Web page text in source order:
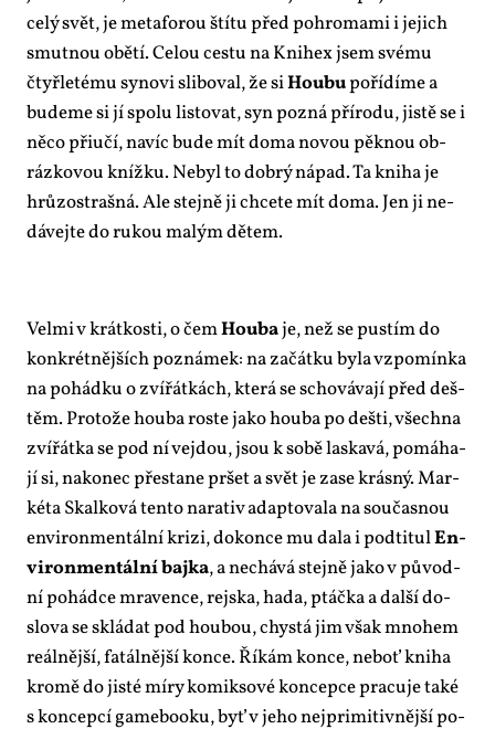
ce­lý svět, je me­ta­fo­rou ští­tu před po­hro­ma­mi i je­jich
smut­nou obě­tí. Ce­lou ces­tu na Kni­hex jsem své­mu
čtyř­le­té­mu sy­no­vi sli­bo­val, že siHou­bupo­ří­dí­me a
bu­de­me si jí spo­lu lis­to­vat, syn po­zná pří­ro­du, jis­tě se i
ně­co při­u­čí, na­víc bu­de mít do­ma no­vou pěk­nou ob­
ráz­ko­vou kníž­ku. Ne­byl to dob­rý ná­pad. Ta kni­ha je
hrů­zostraš­ná. Ale stej­ně ji chce­te mít do­ma. Jen ji ne­
dá­vej­te do ru­kou ma­lým dě­tem.
Vel­mi v krát­kos­ti, o čemHou­baje, než se pus­tím do
kon­krét­něj­ších po­zná­mek: na za­čát­ku by­la vzpo­mín­ka
na po­hád­ku o zví­řát­kách, kte­rá se scho­vá­va­jí před deš­
těm. Pro­to­že hou­ba ros­te ja­ko hou­ba po deš­ti, všech­na
zví­řát­ka se pod ní ve­jdou, jsou k so­bě las­ka­vá, po­má­ha­
jí si, na­ko­nec pře­sta­ne pr­šet a svět je za­se krás­ný. Mar­
ké­ta Skal­ko­vá ten­to na­ra­tiv adap­to­va­la na sou­čas­nou
en­vi­ron­men­tál­ní kri­zi, do­kon­ce mu da­la i podti­tulEn­
vi­ron­men­tál­ní baj­ka, a ne­chá­vá stej­ně ja­ko v pů­vod­
ní po­hád­ce mra­ven­ce, rejska, ha­da, ptáč­ka a dal­ší do­
slo­va se sklá­dat pod hou­bou, chys­tá jim však mno­hem
re­ál­něj­ší, fa­tál­něj­ší kon­ce. Ří­kám kon­ce, ne­boť kni­ha
kro­mě do jis­té mí­ry ko­mik­so­vé kon­cep­ce pra­cu­je ta­ké
s kon­cep­cí ga­me­boo­ku, byť v je­ho nej­pri­mi­tiv­něj­ší po­